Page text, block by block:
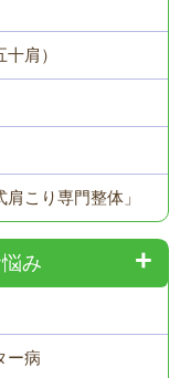
肩）
こり専門整体」
み
ー病